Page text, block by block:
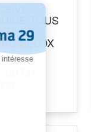
intéresse
TOUS
SELOX
/